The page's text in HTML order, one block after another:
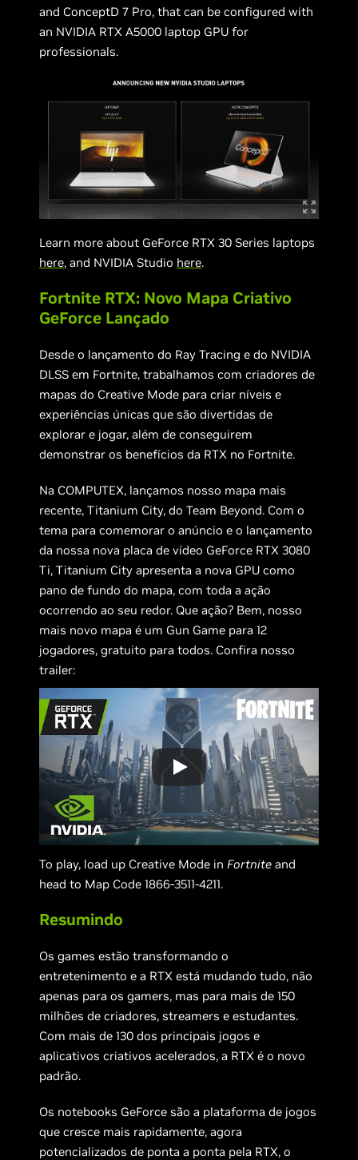
and ConceptD 7 Pro, that can be configured with
an NVIDIA RTX A5000 laptop GPU for
professionals.
Learn more about GeForce RTX 30 Series laptops
here, and NVIDIA Studio here.
Fortnite RTX: Novo Mapa Criativo
GeForce Lançado
Desde o lançamento do Ray Tracing e do NVIDIA
DLSS em Fortnite, trabalhamos com criadores de
mapas do Creative Mode para criar níveis e
experiências únicas que são divertidas de
explorar e jogar, além de conseguirem
demonstrar os benefícios da RTX no Fortnite.
Na COMPUTEX, lançamos nosso mapa mais
recente, Titanium City, do Team Beyond. Com o
tema para comemorar o anúncio e o lançamento
da nossa nova placa de vídeo GeForce RTX 3080
Ti, Titanium City apresenta a nova GPU como
pano de fundo do mapa, com toda a ação
ocorrendo ao seu redor. Que ação? Bem, nosso
mais novo mapa é um Gun Game para 12
jogadores, gratuito para todos. Confira nosso
trailer:
To play, load up Creative Mode in Fortnite and
head to Map Code 1866-3511-4211.
Resumindo
Os games estão transformando o
entretenimento e a RTX está mudando tudo, não
apenas para os gamers, mas para mais de 150
milhões de criadores, streamers e estudantes.
Com mais de 130 dos principais jogos e
aplicativos criativos acelerados, a RTX é o novo
padrão.
Os notebooks GeForce são a plataforma de jogos
que cresce mais rapidamente, agora
potencializados de ponta a ponta pela RTX, o